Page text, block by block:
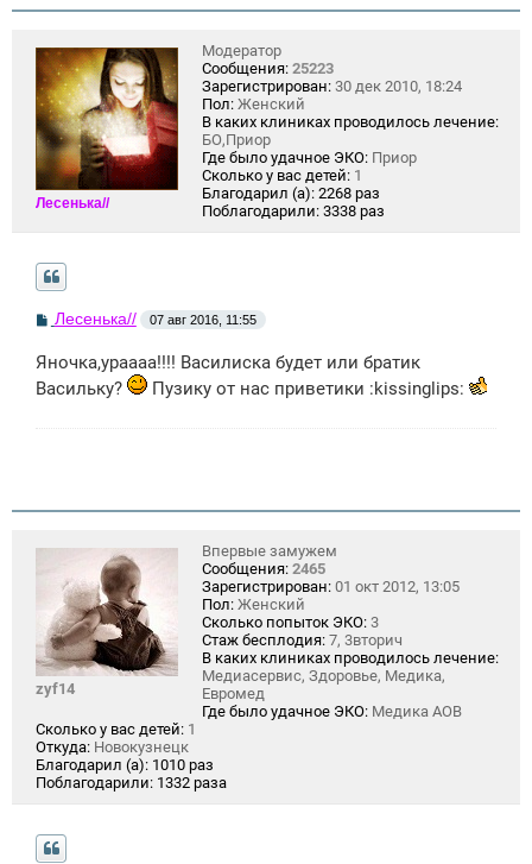
Лесенька//
Модератор
Сообщения: 25223
Зарегистрирован: 30 дек 2010, 18:24
Пол: Женский
В каких клиниках проводилось лечение:
БО,Приор
Где было удачное ЭКО: Приор
Сколько у вас детей: 1
Благодарил (а): 2268 раз
Поблагодарили: 3338 раз
С
б
щ
е
Лесенька// 07 авг 2016, 11:55
Яночка,ураааа!!!! Василиска будет или братик
Васильку?
Пузику от нас приветики :kissinglips:
zyf14
Впервые замужем
Сообщения: 2465
Зарегистрирован: 01 окт 2012, 13:05
Пол: Женский
Сколько попыток ЭКО: 3
Стаж бесплодия: 7, 3вторич
В каких клиниках проводилось лечение:
Медиасервис, Здоровье, Медика,
Евромед
Где было удачное ЭКО: Медика АОВ
Сколько у вас детей: 1
Откуда: Новокузнецк
Благодарил (а): 1010 раз
Поблагодарили: 1332 раза